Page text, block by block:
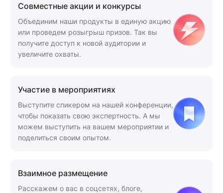
Совместные акции и конкурсы
Объединим наши продукты в единую акцию
или проведем розыгрыш призов. Так вы
получите доступ к новой аудитории и
увеличите охваты.
Участие в мероприятиях
Выступите спикером на нашей конференции,
чтобы показать свою экспертность. А мы
можем выступить на вашем мероприятии и
поделиться своим опытом.
Взаимное размещение
Расскажем о вас в соцсетях, блоге,